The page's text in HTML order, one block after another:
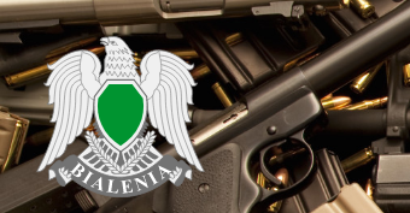
Skip
to
content
Skip
to
left
sidebar
Skip
to
footer